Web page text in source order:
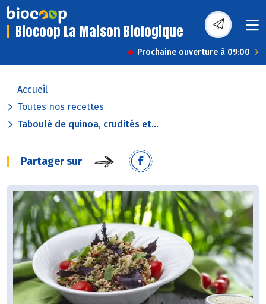
Biocoop La Maison Biologique
Prochaine ouverture à 09:00
Accueil
Toutes nos recettes
Taboulé de quinoa, crudités et...
Partager sur